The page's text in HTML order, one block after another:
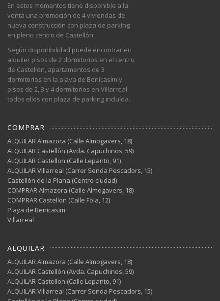
En estos momentos tiene disponible a la
venta una promoción de 4 viviendas de
nueva construcción con plaza de parking
en pleno centro de Castellón.
Según disponibilidad puede encontrar en
alquiler pisos de 2 dormitorios en el centro
de Castellón, apartamentos de 3
dormitorios en la playa de Benicasim y
pisos de 2, 3 y 4 dormitorios en Villarreal
todos ellos con plaza de parking incluída.
COMPRAR
ALQUILAR Almazora (Calle Almogavers, 18)
ALQUILAR Castellón (Avda. Capuchinos, 59)
ALQUILAR Castellon (Calle Lepanto, 91)
ALQUILAR Villarreal (Carrer Senda Pescadors, 15)
Castellón de la Plana (Centro ciudad)
COMPRAR Almazora (Calle Almogavers, 18)
COMPRAR Castellon (Calle Fola, 12)
Playa de Benicasim
Villarreal
ALQUILAR
ALQUILAR Almazora (Calle Almogavers, 18)
ALQUILAR Castellón (Avda. Capuchinos, 59)
ALQUILAR Castellon (Calle Lepanto, 91)
ALQUILAR Villarreal (Carrer Senda Pescadors, 15)